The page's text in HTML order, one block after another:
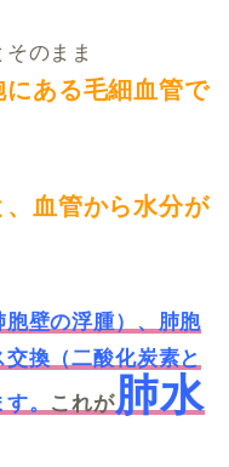
のまま
ある毛細血管で
血管から水分が
壁の浮腫）、肺胞
換（二酸化炭素と
。 これが肺水